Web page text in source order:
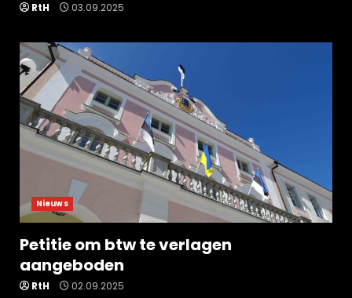
RtH 03.09.2025
Nieuws
Petitie om btw te verlagen
aangeboden
RtH 02.09.2025